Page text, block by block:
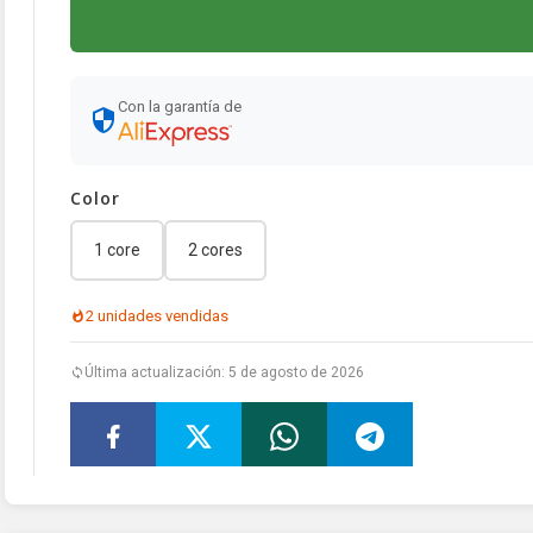
Con la garantía de
Color
1 core 2 cores
2 unidades vendidas
Última actualización: 5 de agosto de 2026